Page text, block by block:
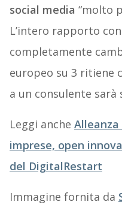
social media “molto
L’intero rapporto
completamente
europeo su 3 ritiene
a un consulente
Leggi anche
imprese, open
del DigitalRestart
Immagine fornita da